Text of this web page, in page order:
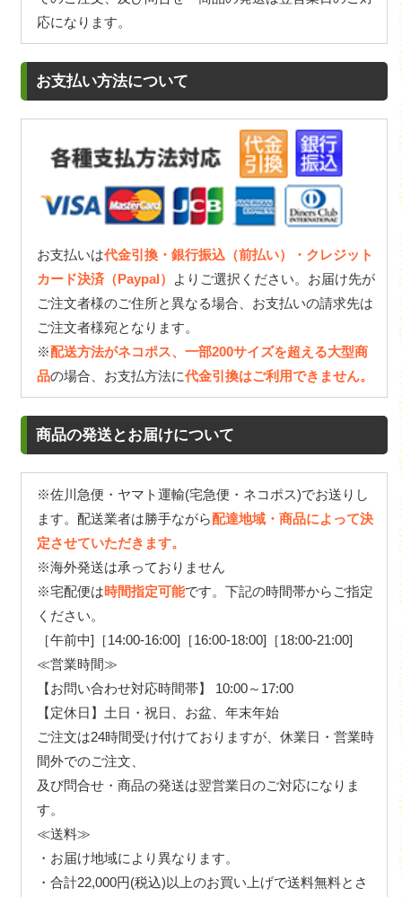
応になります。
お支払い方法について
お支払いは代金引換・銀行振込（前払い）・クレジット
カード決済（Paypal）
よりご選択ください。お届け先が
ご注文者様のご住所と異なる場合、お支払いの請求先は
ご注文者様宛となります。
※配送方法がネコポス、一部200サイズを超える大型商
品の場合、お支払方法に代金引換はご利用できません。
商品の発送とお届けについて
※佐川急便・ヤマト運輸(宅急便・ネコポス)でお送りし
ます。配送業者は勝手ながら配達地域・商品によって決
定させていただきます。
※海外発送は承っておりません
※宅配便は時間指定可能です。下記の時間帯からご指定
ください。
［午前中]［14:00-16:00]［16:00-18:00]［18:00-21:00]
≪営業時間≫
【お問い合わせ対応時間帯】 10:00～17:00
【定休日】土日・祝日、お盆、年末年始
ご注文は24時間受け付けておりますが、休業日・営業時
間外でのご注文、
及び問合せ・商品の発送は翌営業日のご対応になりま
す。
≪送料≫
・お届け地域により異なります。
・合計22,000円(税込)以上のお買い上げで送料無料とさ